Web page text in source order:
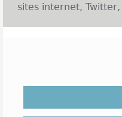
sites internet,
nuit et des
ces buralistes de
solo. Le choix de